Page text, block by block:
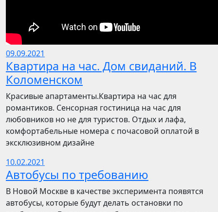
09.09.2021
Квартира на час. Дом свиданий. В
Коломенском
Красивые апартаменты.Квартира на час для
романтиков. Сенсорная гостиница на час для
любовников но не для туристов. Отдых и лафа,
комфортабельные номера с почасовой оплатой в
эксклюзивном дизайне
10.02.2021
Автобусы по требованию
В Новой Москве в качестве эксперимента появятся
автобусы, которые будут делать остановки по